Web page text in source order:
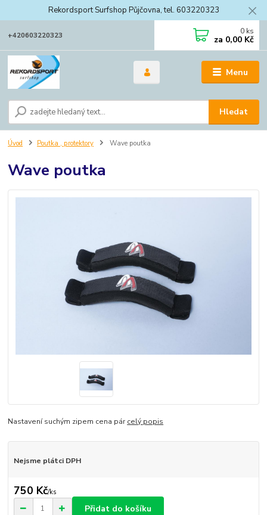
Rekordsport Surfshop Půjčovna, tel. 603220323
Menu
Hledat
+420603220323 0 ks
za 0,00 Kč
Úvod Poutka , protektory Wave poutka
Wave poutka
Nastavení suchým zipem cena párcelý popis
Nejsme plátci DPH
750 Kč/ks
Přidat do košíku